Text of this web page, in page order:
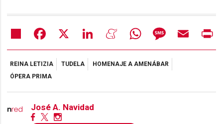
Share Facebook LinkedIn MeneameWhatsAppMessageEmail
REINA LETIZIA TUDELA
HOMENAJE A AMENÁBAR
ÓPERA PRIMA
José A. Navidad